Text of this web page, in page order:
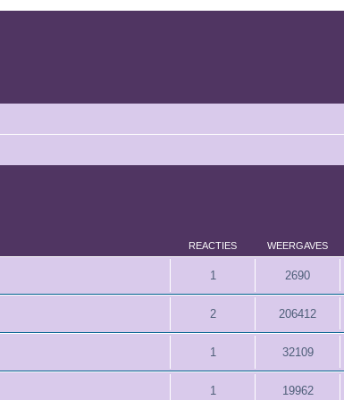
REACTIES WEERGAVES
1 2690
2 206412
1 32109
1 19962